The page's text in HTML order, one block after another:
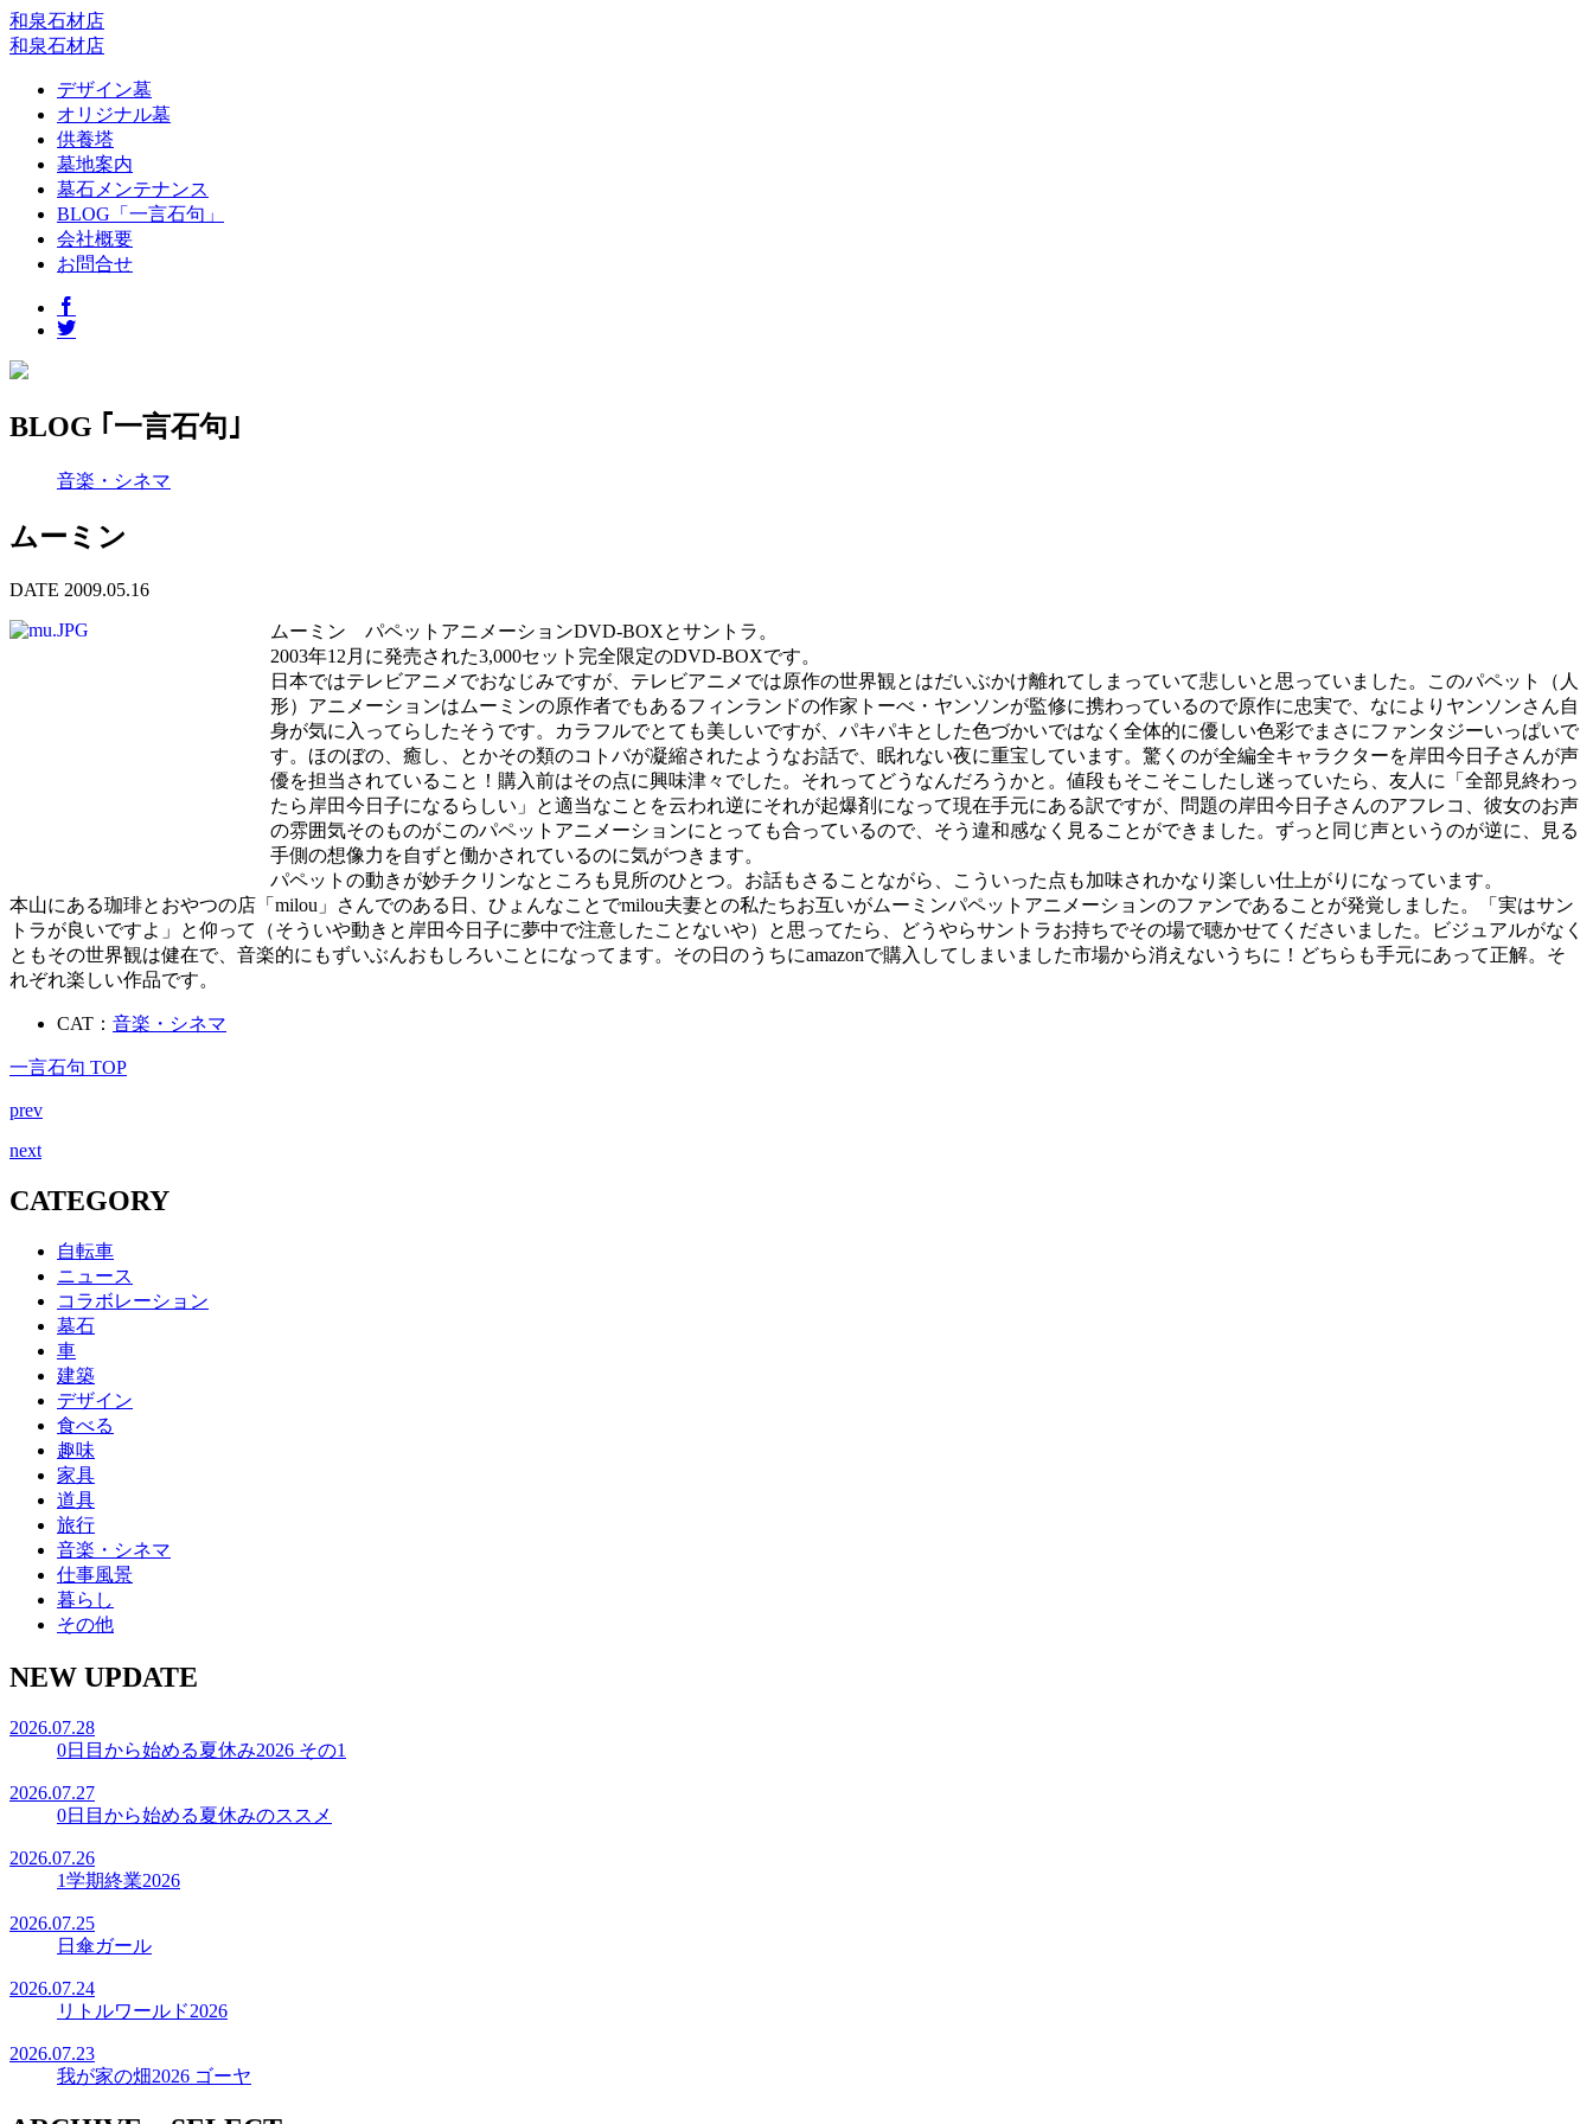
和泉石材店
和泉石材店
デザイン墓
オリジナル墓
供養塔
墓地案内
墓石メンテナンス
BLOG「一言石句」
会社概要
お問合せ
BLOG ｢一言石句｣
音楽・シネマ
ムーミン
DATE 2009.05.16
ムーミン パペットアニメーションDVD-BOXとサントラ。
2003年12月に発売された3,000セット完全限定のDVD-BOXです。
日本ではテレビアニメでおなじみですが、テレビアニメでは原作の世界観とはだいぶかけ離れてしまっていて悲しいと思っていました。このパペット（人
形）アニメーションはムーミンの原作者でもあるフィンランドの作家トーべ・ヤンソンが監修に携わっているので原作に忠実で、なによりヤンソンさん自
身が気に入ってらしたそうです。カラフルでとても美しいですが、パキパキとした色づかいではなく全体的に優しい色彩でまさにファンタジーいっぱいで
す。ほのぼの、癒し、とかその類のコトバが凝縮されたようなお話で、眠れない夜に重宝しています。驚くのが全編全キャラクターを岸田今日子さんが声
優を担当されていること！購入前はその点に興味津々でした。それってどうなんだろうかと。値段もそこそこしたし迷っていたら、友人に「全部見終わっ
たら岸田今日子になるらしい」と適当なことを云われ逆にそれが起爆剤になって現在手元にある訳ですが、問題の岸田今日子さんのアフレコ、彼女のお声
の雰囲気そのものがこのパペットアニメーションにとっても合っているので、そう違和感なく見ることができました。ずっと同じ声というのが逆に、見る
手側の想像力を自ずと働かされているのに気がつきます。
パペットの動きが妙チクリンなところも見所のひとつ。お話もさることながら、こういった点も加味されかなり楽しい仕上がりになっています。
本山にある珈琲とおやつの店「milou」さんでのある日、ひょんなことでmilou夫妻との私たちお互いがムーミンパペットアニメーションのファンであることが発覚しました。「実はサン
トラが良いですよ」と仰って（そういや動きと岸田今日子に夢中で注意したことないや）と思ってたら、どうやらサントラお持ちでその場で聴かせてくださいました。ビジュアルがなく
ともその世界観は健在で、音楽的にもずいぶんおもしろいことになってます。その日のうちにamazonで購入してしまいました市場から消えないうちに！どちらも手元にあって正解。そ
れぞれ楽しい作品です。
CAT： 音楽・シネマ
一言石句 TOP
prev
next
CATEGORY
自転車
ニュース
コラボレーション
墓石
車
建築
デザイン
食べる
趣味
家具
道具
旅行
音楽・シネマ
仕事風景
暮らし
その他
NEW UPDATE
2026.07.28
0日目から始める夏休み2026 その1
2026.07.27
0日目から始める夏休みのススメ
2026.07.26
1学期終業2026
2026.07.25
日傘ガール
2026.07.24
リトルワールド2026
2026.07.23
我が家の畑2026 ゴーヤ